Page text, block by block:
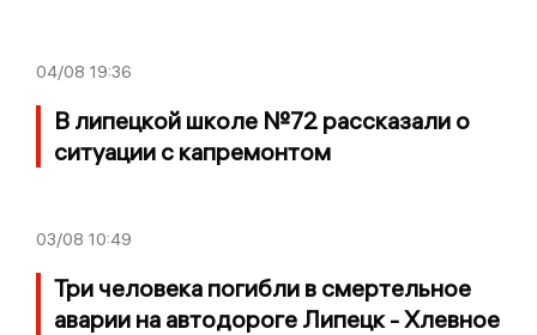
04/08 19:36
В липецкой школе №72 рассказали о
ситуации с капремонтом
03/08 10:49
Три человека погибли в смертельное
аварии на автодороге Липецк - Хлевное